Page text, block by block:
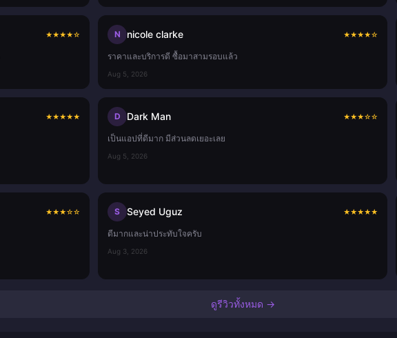
★★★★☆ N nicole clarke ★★★★☆
ราคาและบริการดี ซื้อมาสามรอบแล้ว
Aug 5, 2026
★★★★★ D Dark Man ★★★☆☆
เป็นแอปที่ดีมาก มีส่วนลดเยอะเลย
Aug 5, 2026
★★★☆☆ S Seyed Uguz ★★★★★
ดีมากและน่าประทับใจครับ
Aug 3, 2026
ดูรีวิวทั้งหมด →